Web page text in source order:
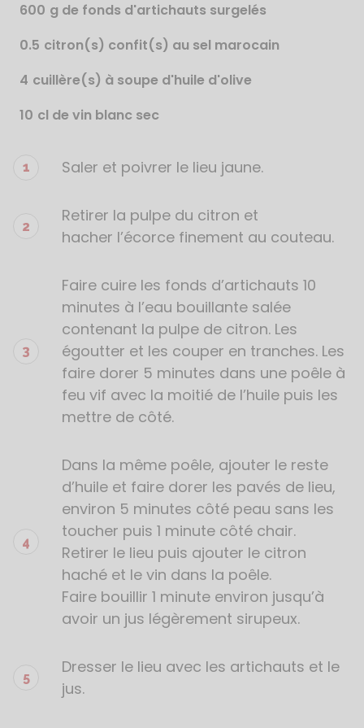
600 g de fonds d'artichauts surgelés
0.5 citron(s) confit(s) au sel marocain
4 cuillère(s) à soupe d'huile d'olive
10 cl de vin blanc sec
Étapes
recette
Saler et poivrer le lieu jaune.
Retirer la pulpe du citron et
hacher l’écorce finement au couteau.
Faire cuire les fonds d’artichauts 10
minutes à l’eau bouillante salée
contenant la pulpe de citron. Les
égoutter et les couper en tranches. Les
faire dorer 5 minutes dans une poêle à
feu vif avec la moitié de l’huile puis les
mettre de côté.
Dans la même poêle, ajouter le reste
d’huile et faire dorer les pavés de lieu,
environ 5 minutes côté peau sans les
toucher puis 1 minute côté chair.
Retirer le lieu puis ajouter le citron
haché et le vin dans la poêle.
Faire bouillir 1 minute environ jusqu’à
avoir un jus légèrement sirupeux.
Dresser le lieu avec les artichauts et le
jus.